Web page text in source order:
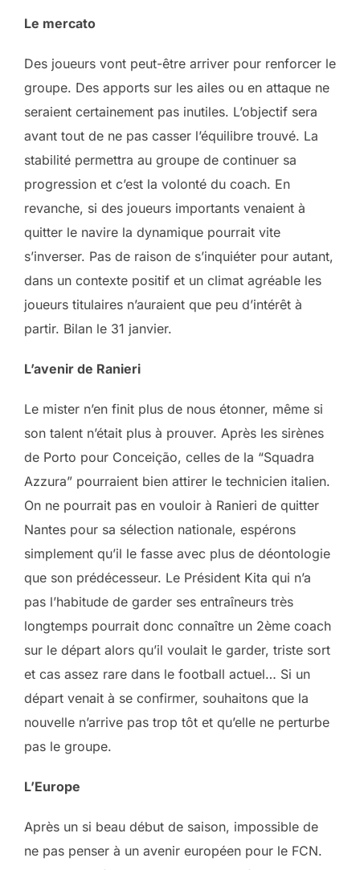
Le mercato
Des joueurs vont peut-être arriver pour renforcer le
groupe. Des apports sur les ailes ou en attaque ne
seraient certainement pas inutiles. L’objectif sera
avant tout de ne pas casser l’équilibre trouvé. La
stabilité permettra au groupe de continuer sa
progression et c’est la volonté du coach. En
revanche, si des joueurs importants venaient à
quitter le navire la dynamique pourrait vite
s’inverser. Pas de raison de s’inquiéter pour autant,
dans un contexte positif et un climat agréable les
joueurs titulaires n’auraient que peu d’intérêt à
partir. Bilan le 31 janvier.
L’avenir de Ranieri
Le mister n’en finit plus de nous étonner, même si
son talent n’était plus à prouver. Après les sirènes
de Porto pour Conceição, celles de la “Squadra
Azzura” pourraient bien attirer le technicien italien.
On ne pourrait pas en vouloir à Ranieri de quitter
Nantes pour sa sélection nationale, espérons
simplement qu’il le fasse avec plus de déontologie
que son prédécesseur. Le Président Kita qui n’a
pas l’habitude de garder ses entraîneurs très
longtemps pourrait donc connaître un 2ème coach
sur le départ alors qu’il voulait le garder, triste sort
et cas assez rare dans le football actuel… Si un
départ venait à se confirmer, souhaitons que la
nouvelle n’arrive pas trop tôt et qu’elle ne perturbe
pas le groupe.
L’Europe
Après un si beau début de saison, impossible de
ne pas penser à un avenir européen pour le FCN.